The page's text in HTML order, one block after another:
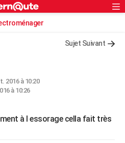
Sujet Suivant
2016 à 10:20
à 10:26
à l essorage cella fait très